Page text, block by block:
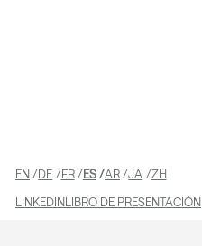
LINKEDINLIBRO DE PRESENTACIÓN
EN DE FR ES AR JA ZH